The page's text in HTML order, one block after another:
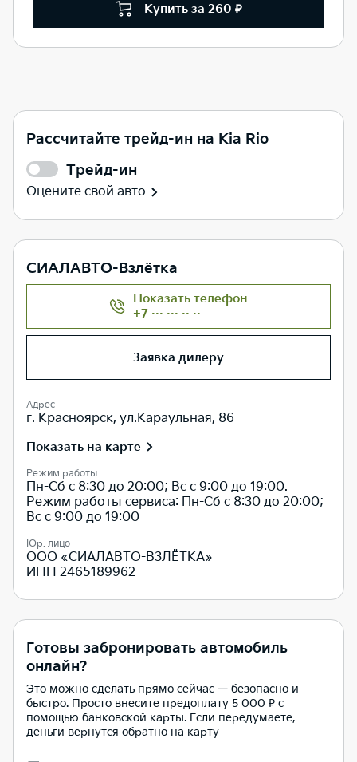
Купить за 260 ₽
Рассчитайте трейд-ин на Kia Rio
Трейд-ин
Оцените свой авто
СИАЛАВТО-Взлётка
Показать телефон
+7 ··· ··· ·· ··
Заявка дилеру
Адрес
г. Красноярск, ул.Караульная, 86
Показать на карте
Режим работы
Пн-Сб с 8:30 до 20:00; Вс с 9:00 до 19:00.
Режим работы сервиса: Пн-Сб с 8:30 до 20:00;
Вс с 9:00 до 19:00
Юр. лицо
ООО «СИАЛАВТО-ВЗЛЁТКА»
ИНН 2465189962
Готовы забронировать автомобиль
онлайн?
Это можно сделать прямо сейчас — безопасно и
быстро. Просто внесите предоплату 5 000 ₽ с
помощью банковской карты. Если передумаете,
деньги вернутся обратно на карту